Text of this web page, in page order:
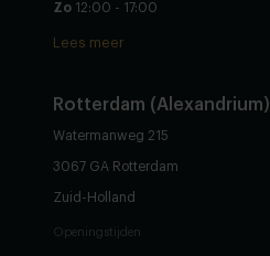
Zo 12:00 - 17:00
Lees meer
Rotterdam (Alexandrium)
Watermanweg 215
3067 GA Rotterdam
Zuid-Holland
Openingstijden